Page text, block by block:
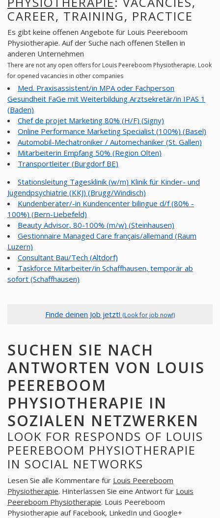
CAREER, TRAINING, PRACTICE
Es gibt keine offenen Angebote für Louis Peereboom
Physiotherapie. Auf der Suche nach offenen Stellen in
anderen Unternehmen
There are not any open offers for Louis Peereboom Physiotherapie. Look
for opened vacancies in other companies
Med. Praxisassistent/in MPA oder Fachperson
Gesundheit FaGe mit Weiterbildung Arztsekretär/in IPAS 1
(Baden)
Chef de projet Marketing 80% (H/F) (Signy)
Online Performance Marketing Specialist (100%) (Basel)
Automobil-Mechatroniker / Automechaniker (St. Gallen)
Mitarbeiterin Empfang 50% (Region Olten)
Transportleiter (Burgdorf BE)
Stationsleitung Tagesklinik (w/m) Klinik für Kinder- und
Jugendpsychiatrie (KKJ) (Brugg/Windisch)
Kundenberater/-in Kundencenter bilingue d/f (80% -
100%) (Bern-Liebefeld)
Beauty Advisor, 80-100% (m/w) (Steinhausen)
Gestionnaire Managed Care français/allemand (Raum
Luzern)
Consultant Bau/Tech (Altdorf)
Taskforce Mitarbeiter/in Schaffhausen, temporär ab
sofort (Schaffhausen)
Finde deinen Job jetzt! (Look for job now!)
SUCHEN SIE NACH
ANTWORTEN VON LOUIS
PEEREBOOM
PHYSIOTHERAPIE IN
SOZIALEN NETZWERKEN
LOOK FOR RESPONDS OF LOUIS
PEEREBOOM PHYSIOTHERAPIE
IN SOCIAL NETWORKS
Lesen Sie alle Kommentare für Louis Peereboom
Physiotherapie. Hinterlassen Sie eine Antwort für Louis
Peereboom Physiotherapie. Louis Peereboom
Physiotherapie auf Facebook, LinkedIn und Google+